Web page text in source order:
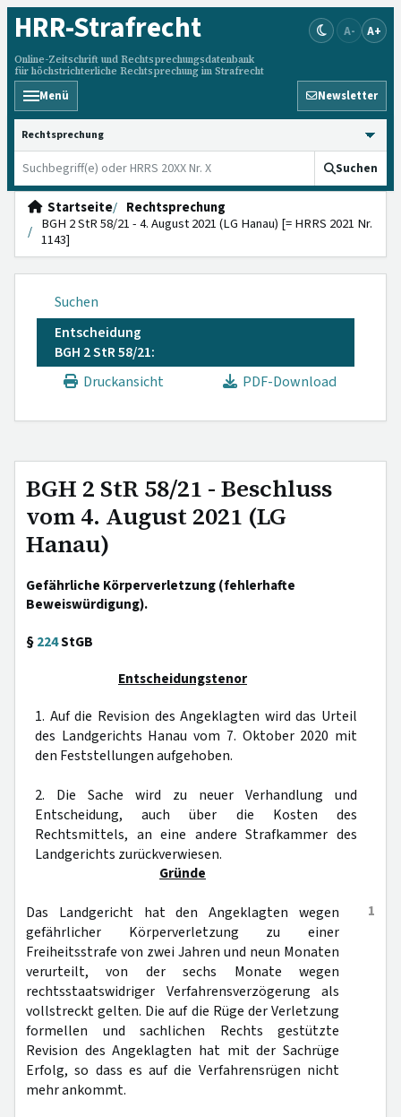
HRR-Strafrecht
Online-Zeitschrift und Rechtsprechungsdatenbank
für höchstrichterliche Rechtsprechung im Strafrecht
A- A+
Menü Newsletter
HRRS durchsuchen
Suchen
Startseite
Rechtsprechung
BGH 2 StR 58/21 - 4. August 2021 (LG Hanau) [= HRRS 2021 Nr.
1143]
Suchen
Entscheidung
BGH 2 StR 58/21:
Druckansicht
PDF-Download
BGH 2 StR 58/21 - Beschluss
vom 4. August 2021 (LG
Hanau)
Gefährliche Körperverletzung (fehlerhafte
Beweiswürdigung).
§224StGB
Entscheidungstenor
1. Auf die Revision des Angeklagten wird das Urteil
des Landgerichts Hanau vom 7. Oktober 2020 mit
den Feststellungen aufgehoben.
2. Die Sache wird zu neuer Verhandlung und
Entscheidung, auch über die Kosten des
Rechtsmittels, an eine andere Strafkammer des
Landgerichts zurückverwiesen.
Gründe
1
Das Landgericht hat den Angeklagten wegen
gefährlicher Körperverletzung zu einer
Freiheitsstrafe von zwei Jahren und neun Monaten
verurteilt, von der sechs Monate wegen
rechtsstaatswidriger Verfahrensverzögerung als
vollstreckt gelten. Die auf die Rüge der Verletzung
formellen und sachlichen Rechts gestützte
Revision des Angeklagten hat mit der Sachrüge
Erfolg, so dass es auf die Verfahrensrügen nicht
mehr ankommt.